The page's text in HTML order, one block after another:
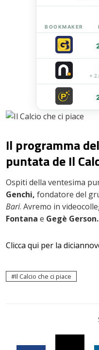
BOOKMAKER
+
Il programma
puntata de Il
Ospiti della ventesima
Genchi, fondatore del
Bari. Avremo in
Fontana e Gegè Gerson.
Clicca qui per la
Il Calcio che ci piace